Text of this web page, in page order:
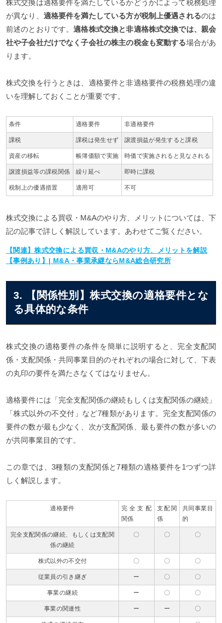
株式交換は適格要件を満たしているかどうかによって税務処理
が異なり、 適格要件を満たしている方が税制上優遇されるのは
前述のとおりです。適格株式交換と非適格株式交換では、親会
社や子会社だけでなく子会社の株主の税金も変動する場合があ
ります。
株式交換を行うときは、適格要件と非適格要件の税務処理の違
いを理解しておくことが重要です。
条件 適格要件 非適格要件
課税 課税は発生せず 譲渡損益が発生すると課税
資産の移転 帳簿価額で実施 時価で実施されると見なされる
譲渡損益等の課税関係 繰り延べ 即時に課税
税制上の優遇措置 適用可 不可
株式交換による買収・M&Aのやり方、メリットについては、下
記の記事で詳しく解説しています。あわせてご覧ください。
【関連】株式交換による買収・M&Aのやり方、メリットを解説
【事例あり】| M&A・事業承継ならM&A総合研究所
3. 【関係性別】株式交換の適格要件とな
る具体的な条件
株式交換の適格要件の条件を簡単に説明すると、完全支配関
係・支配関係・共同事業目的のそれぞれの場合に対して、下表
の丸印の要件を満たさなくてはなりません。
適格要件には「完全支配関係の継続もしくは支配関係の継続」
「株式以外の不交付」など7種類があります。完全支配関係の
要件の数が最も少なく、次が支配関係、最も要件の数が多いの
が共同事業目的です。
この章では、3種類の支配関係と7種類の適格要件を1つずつ詳
しく解説します。
適格要件
完全支配
関係
支配関
係
共同事業目
的
完全支配関係の継続、もしくは支配関
係の継続
〇 〇 〇
株式以外の不交付 〇 〇 〇
従業員の引き継ぎ ー 〇 〇
事業の継続 ー 〇 〇
事業の関連性 ー ー 〇